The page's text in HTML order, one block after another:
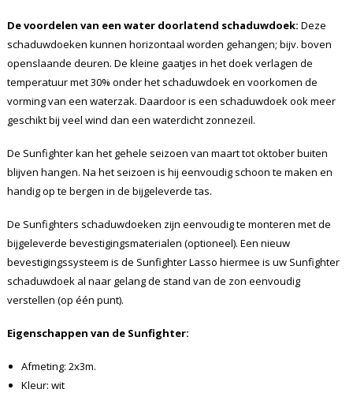
De voordelen van een water doorlatend schaduwdoek: Deze
schaduwdoeken kunnen horizontaal worden gehangen; bijv. boven
openslaande deuren. De kleine gaatjes in het doek verlagen de
temperatuur met 30% onder het schaduwdoek en voorkomen de
vorming van een waterzak. Daardoor is een schaduwdoek ook meer
geschikt bij veel wind dan een waterdicht zonnezeil.
De Sunfighter kan het gehele seizoen van maart tot oktober buiten
blijven hangen. Na het seizoen is hij eenvoudig schoon te maken en
handig op te bergen in de bijgeleverde tas.
De Sunfighters schaduwdoeken zijn eenvoudig te monteren met de
bijgeleverde bevestigingsmaterialen (optioneel). Een nieuw
bevestigingssysteem is de Sunfighter Lasso hiermee is uw Sunfighter
schaduwdoek al naar gelang de stand van de zon eenvoudig
verstellen (op één punt).
Eigenschappen van de Sunfighter:
Afmeting: 2x3m.
Kleur: wit